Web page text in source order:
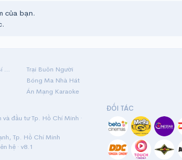
của bạn.
Hộ Linh Tráng Sĩ: Bí Ẩn Mộ Vua Đinh
Trại Buôn Người
Bóng Ma Nhà Hát
Án Mạng Karaoke
đầu tư Tp. Hồ Chí Minh ·
Tp. Hồ Chí Minh
hệ· v8.1
ĐỐI TÁC